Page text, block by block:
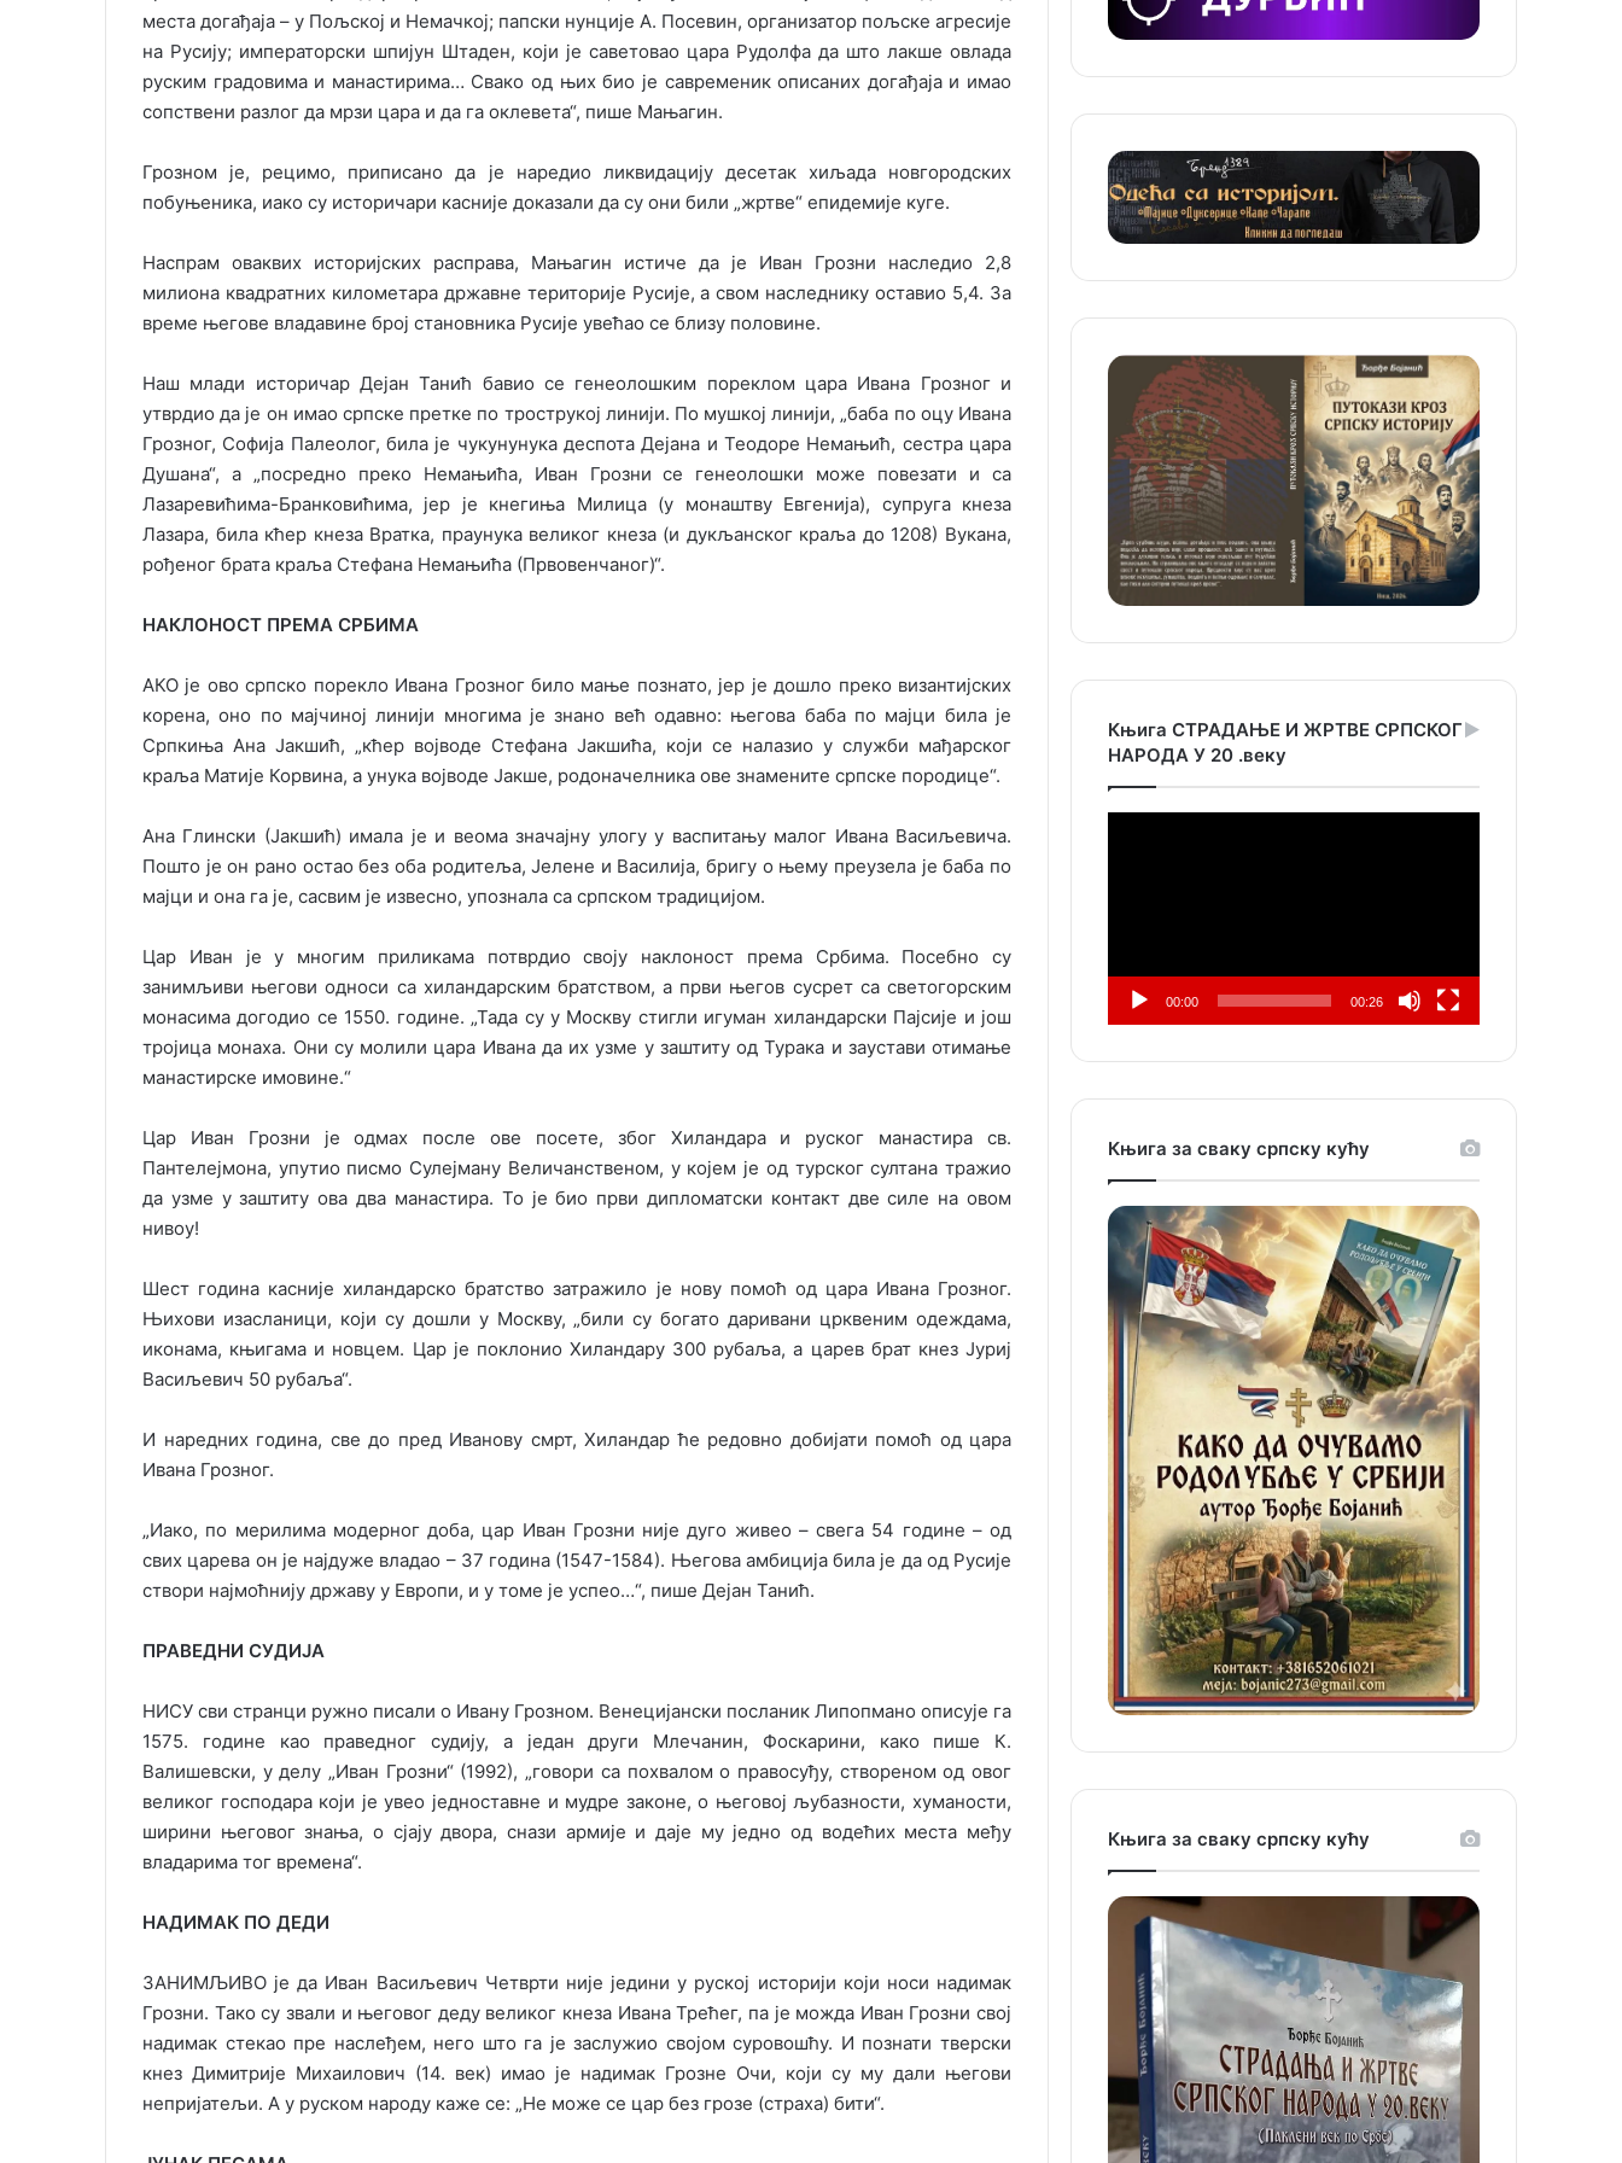
места догађаја – у Пољској и Немачкој; папски нунције А. Посевин, организатор пољске агресије
на Русију; императорски шпијун Штаден, који је саветовао цара Рудолфа да што лакше овлада
руским градовима и манастирима… Свако од њих био је савременик описаних догађаја и имао
сопствени разлог да мрзи цара и да га оклевета“, пише Мањагин.
Грозном је, рецимо, приписано да је наредио ликвидацију десетак хиљада новгородских
побуњеника, иако су историчари касније доказали да су они били „жртве“ епидемије куге.
Наспрам оваквих историјских расправа, Мањагин истиче да је Иван Грозни наследио 2,8
милиона квадратних километара државне територије Русије, а свом наследнику оставио 5,4. За
време његове владавине број становника Русије увећао се близу половине.
Наш млади историчар Дејан Танић бавио се генеолошким пореклом цара Ивана Грозног и
утврдио да је он имао српске претке по трострукој линији. По мушкој линији, „баба по оцу Ивана
Грозног, Софија Палеолог, била је чукунунука деспота Дејана и Теодоре Немањић, сестра цара
Душана“, а „посредно преко Немањића, Иван Грозни се генеолошки може повезати и са
Лазаревићима-Бранковићима, јер је кнегиња Милица (у монаштву Евгенија), супруга кнеза
Лазара, била кћер кнеза Вратка, праунука великог кнеза (и дукљанског краља до 1208) Вукана,
рођеног брата краља Стефана Немањића (Првовенчаног)“.
НАКЛОНОСТ ПРЕМА СРБИМА
АКО је ово српско порекло Ивана Грозног било мање познато, јер је дошло преко византијских
корена, оно по мајчиној линији многима је знано већ одавно: његова баба по мајци била је
Српкиња Ана Јакшић, „кћер војводе Стефана Јакшића, који се налазио у служби мађарског
краља Матије Корвина, а унука војводе Јакше, родоначелника ове знамените српске породице“.
Ана Глински (Јакшић) имала је и веома значајну улогу у васпитању малог Ивана Васиљевича.
Пошто је он рано остао без оба родитеља, Јелене и Василија, бригу о њему преузела је баба по
мајци и она га је, сасвим је извесно, упознала са српском традицијом.
Цар Иван је у многим приликама потврдио своју наклоност према Србима. Посебно су
занимљиви његови односи са хиландарским братством, а први његов сусрет са светогорским
монасима догодио се 1550. године. „Тада су у Москву стигли игуман хиландарски Пајсије и још
тројица монаха. Они су молили цара Ивана да их узме у заштиту од Турака и заустави отимање
манастирске имовине.“
Цар Иван Грозни је одмах после ове посете, због Хиландара и руског манастира св.
Пантелејмона, упутио писмо Сулејману Величанственом, у којем је од турског султана тражио
да узме у заштиту ова два манастира. То је био први дипломатски контакт две силе на овом
нивоу!
Шест година касније хиландарско братство затражило је нову помоћ од цара Ивана Грозног.
Њихови изасланици, који су дошли у Москву, „били су богато даривани црквеним одеждама,
иконама, књигама и новцем. Цар је поклонио Хиландару 300 рубаља, а царев брат кнез Јуриј
Васиљевич 50 рубаља“.
И наредних година, све до пред Иванову смрт, Хиландар ће редовно добијати помоћ од цара
Ивана Грозног.
„Иако, по мерилима модерног доба, цар Иван Грозни није дуго живео – свега 54 године – од
свих царева он је најдуже владао – 37 година (1547-1584). Његова амбиција била је да од Русије
створи најмоћнију државу у Европи, и у томе је успео…“, пише Дејан Танић.
ПРАВЕДНИ СУДИЈА
НИСУ сви странци ружно писали о Ивану Грозном. Венецијански посланик Липопмано описује га
1575. године као праведног судију, а један други Млечанин, Фоскарини, како пише К.
Валишевски, у делу „Иван Грозни“ (1992), „говори са похвалом о правосуђу, створеном од овог
великог господара који је увео једноставне и мудре законе, о његовој љубазности, хуманости,
ширини његовог знања, о сјају двора, снази армије и даје му једно од водећих места међу
владарима тог времена“.
НАДИМАК ПО ДЕДИ
ЗАНИМЉИВО је да Иван Васиљевич Четврти није једини у руској историји који носи надимак
Грозни. Тако су звали и његовог деду великог кнеза Ивана Трећег, па је можда Иван Грозни свој
надимак стекао пре наслеђем, него што га је заслужио својом суровошћу. И познати тверски
кнез Димитрије Михаилович (14. век) имао је надимак Грозне Очи, који су му дали његови
непријатељи. А у руском народу каже се: „Не може се цар без грозе (страха) бити“.
Књига СТРАДАЊЕ И ЖРТВЕ СРПСКОГ
НАРОДА У 20 .веку
00:00 00:26
Књига за сваку српску кућу
Књига за сваку српску кућу